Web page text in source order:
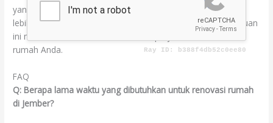
yang realistis, dan mematuhi regulasi setempat, Anda akan
lebih mudah mencapai hasil yang diinginkan. Semoga panduan
ini membantu Anda dalam memulai perjalanan renovasi
rumah Anda.
FAQ
Q: Berapa lama waktu yang dibutuhkan untuk renovasi rumah
di Jember?